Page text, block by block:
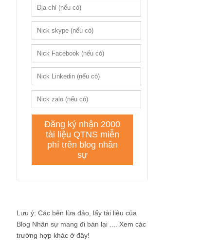
Lưu ý: Các bên lừa đảo, lấy tài liệu của
Blog Nhân sự mang đi bán lại .... Xem các
trường hợp khác ở đây!